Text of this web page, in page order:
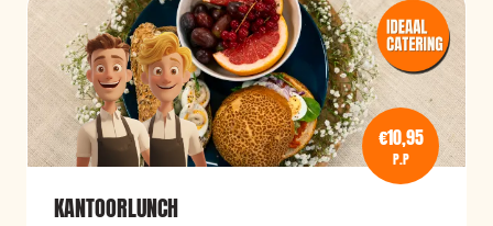
€10,95
P.P
KANTOORLUNCH